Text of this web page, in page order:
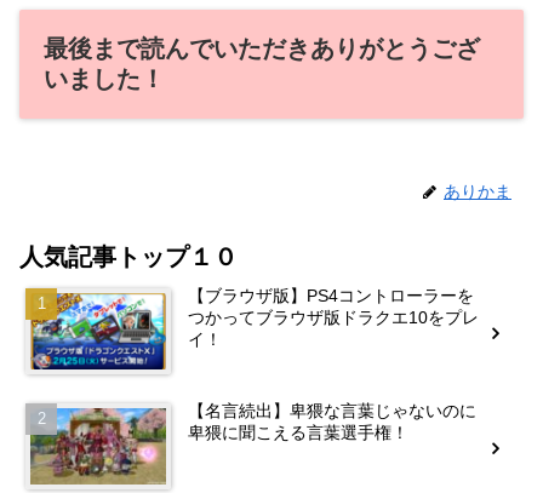
最後まで読んでいただきありがとうござ
いました！
ありかま
人気記事トップ１０
【ブラウザ版】PS4コントローラーを
つかってブラウザ版ドラクエ10をプレ
イ！
【名言続出】卑猥な言葉じゃないのに
卑猥に聞こえる言葉選手権！